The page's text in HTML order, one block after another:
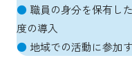
● 職員の身分を保有し
度の導入
● 地域での活動に参加